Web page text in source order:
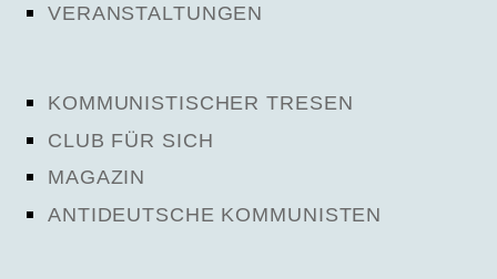
VERANSTALTUNGEN
KOMMUNISTISCHER TRESEN
CLUB FÜR SICH
MAGAZIN
ANTIDEUTSCHE KOMMUNISTEN